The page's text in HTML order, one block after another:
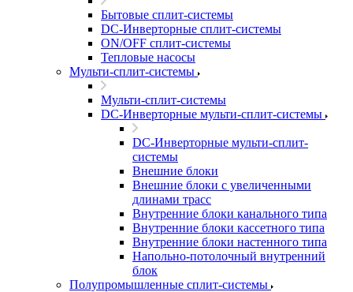
Бытовые сплит-системы
DC-Инверторные сплит-системы
ON/OFF сплит-системы
Тепловые насосы
Мульти-сплит-системы
Мульти-сплит-системы
DC-Инверторные мульти-сплит-системы
DC-Инверторные мульти-сплит-
системы
Внешние блоки
Внешние блоки с увеличенными
длинами трасс
Внутренние блоки канального типа
Внутренние блоки кассетного типа
Внутренние блоки настенного типа
Напольно-потолочный внутренний
блок
Полупромышленные сплит-системы